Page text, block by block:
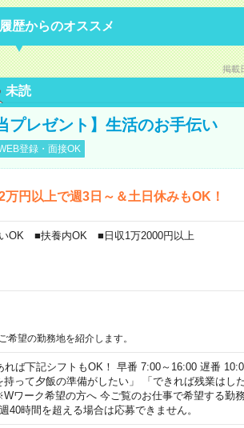
歴からのオススメ
掲載
未読
プレゼント】生活のお手伝い
登録・面接OK
円以上で週3日～＆土日休みもOK！
OK ■扶養内OK ■日収1万2000円以上
望の勤務地を紹介します。
ば下記シフトもOK！ 早番 7:00～16:00 遅番
って夕飯の準備がしたい」 「できれば残業はし
ワーク希望の方へ 今ご覧のお仕事で希望する勤務
40時間を超える場合は応募できません。